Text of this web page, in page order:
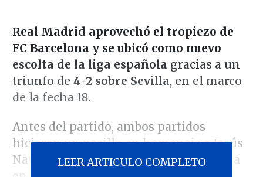
Real Madrid aprovechó el tropiezo de
FC Barcelona y se ubicó como nuevo
escolta de la liga española gracias a un
triunfo de 4-2 sobre Sevilla, en el marco
de la fecha 18.
Antes del partido, ambos partidos
hicieron un pasillo en homenaje a Jesús
Navas, campeón del mundo con España
LEER ARTICULO COMPLETO